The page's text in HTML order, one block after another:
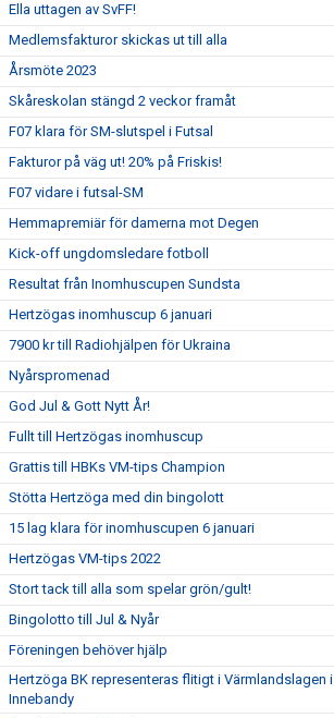
Ella uttagen av SvFF!
Medlemsfakturor skickas ut till alla
Årsmöte 2023
Skåreskolan stängd 2 veckor framåt
F07 klara för SM-slutspel i Futsal
Fakturor på väg ut! 20% på Friskis!
F07 vidare i futsal-SM
Hemmapremiär för damerna mot Degen
Kick-off ungdomsledare fotboll
Resultat från Inomhuscupen Sundsta
Hertzögas inomhuscup 6 januari
7900 kr till Radiohjälpen för Ukraina
Nyårspromenad
God Jul & Gott Nytt År!
Fullt till Hertzögas inomhuscup
Grattis till HBKs VM-tips Champion
Stötta Hertzöga med din bingolott
15 lag klara för inomhuscupen 6 januari
Hertzögas VM-tips 2022
Stort tack till alla som spelar grön/gult!
Bingolotto till Jul & Nyår
Föreningen behöver hjälp
Hertzöga BK representeras flitigt i Värmlandslagen i
Innebandy